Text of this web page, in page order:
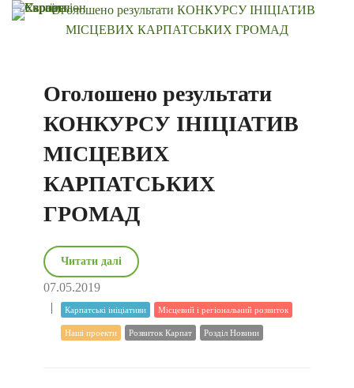
Оголошено результати
КОНКУРСУ ІНІЦІАТИВ
МІСЦЕВИХ
КАРПАТСЬКИХ
ГРОМАД
Читати далі
07.05.2019
Карпатські ініціативи Місцевий і регіональний розвиток
Наші проекти Розвиток Карпат Розділ Новини